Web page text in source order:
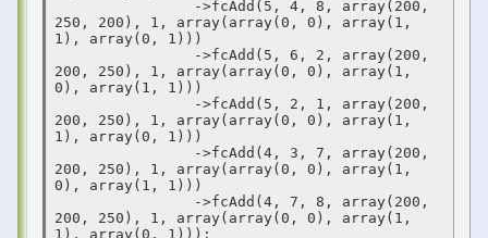
250, 200), 1, array(array(0, 0), array(1,
1), array(0, 1)))
200, 250), 1, array(array(0, 0), array(1,
0), array(1, 1)))
200, 250), 1, array(array(0, 0), array(1,
1), array(0, 1)))
200, 250), 1, array(array(0, 0), array(1,
0), array(1, 1)))
200, 250), 1, array(array(0, 0), array(1,
1), array(0, 1)));